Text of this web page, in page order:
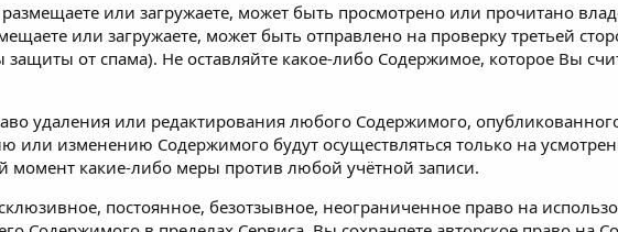
или загружаете, может быть просмотрено или прочитано
или загружаете, может быть отправлено на проверку третьей
защиты от спама). Не оставляйте какое-либо Содержимое, которое Вы
удаления или редактирования любого Содержимого,
изменению Содержимого будут осуществляться только на
момент какие-либо меры против любой учётной записи.
постоянное, безотзывное, неограниченное право на